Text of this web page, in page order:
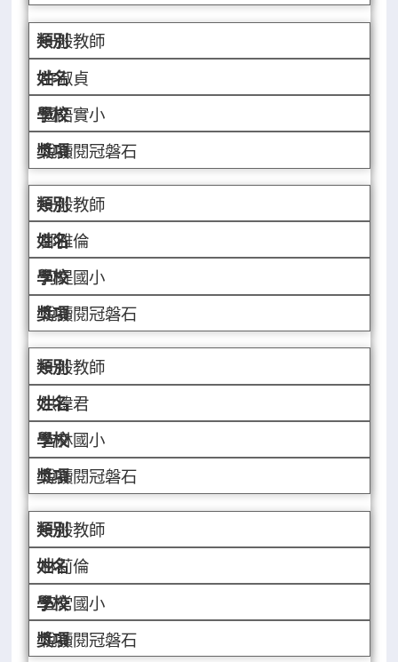
一般教師
許淑貞
國語實小
悅讀閱冠磐石
一般教師
鄭雅倫
河堤國小
悅讀閱冠磐石
一般教師
洪瑋君
吉林國小
悅讀閱冠磐石
一般教師
林莉倫
五常國小
悅讀閱冠磐石